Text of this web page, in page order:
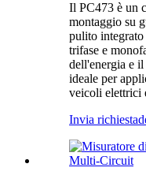
Il PC473 è un
montaggio su
pulito
trifase e
dell'energia e
ideale per
veicoli elettrici
Invia richiesta